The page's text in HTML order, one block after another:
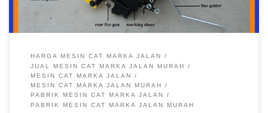
HARGA MESIN CAT MARKA JALAN
JUAL MESIN CAT MARKA JALAN MURAH
MESIN CAT MARKA JALAN
MESIN CAT MARKA JALAN MURAH
PABRIK MESIN CAT MARKA JALAN
PABRIK MESIN CAT MARKA JALAN MURAH